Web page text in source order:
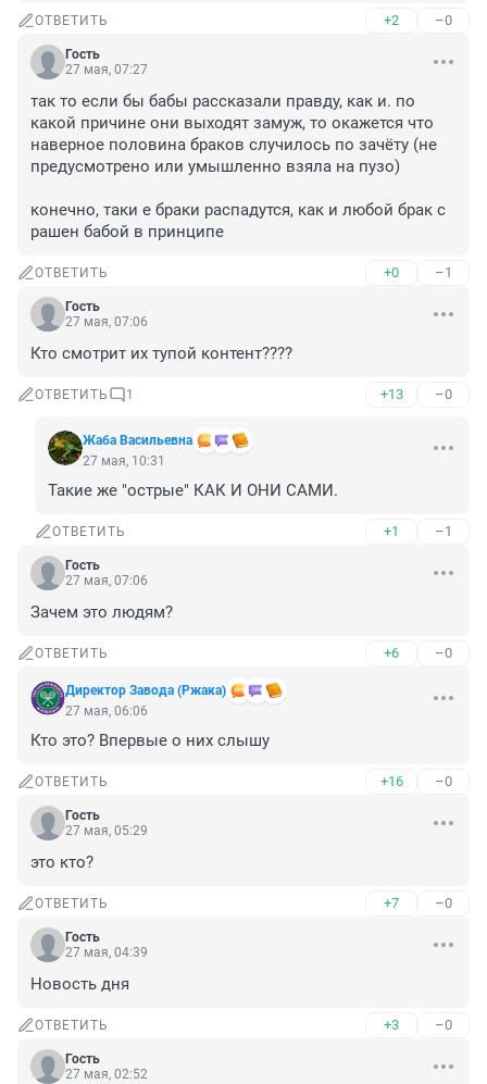
ОТВЕТИТЬ +2 –0
Гость
27 мая, 07:27
так то если бы бабы рассказали правду, как и. по
какой причине они выходят замуж, то окажется что
наверное половина браков случилось по зачёту (не
предусмотрено или умышленно взяла на пузо)
конечно, таки е браки распадутся, как и любой брак с
рашен бабой в принципе
ОТВЕТИТЬ +0 –1
Гость
27 мая, 07:06
Кто смотрит их тупой контент????
ОТВЕТИТЬ 1 +13 –0
Жаба Васильевна
27 мая, 10:31
Такие же "острые" КАК И ОНИ САМИ.
ОТВЕТИТЬ +1 –1
Гость
27 мая, 07:06
Зачем это людям?
ОТВЕТИТЬ +6 –0
Директор Завода (Ржака)
27 мая, 06:06
Кто это? Впервые о них слышу
ОТВЕТИТЬ +16 –0
Гость
27 мая, 05:29
это кто?
ОТВЕТИТЬ +7 –0
Гость
27 мая, 04:39
Новость дня
ОТВЕТИТЬ +3 –0
Гость
27 мая, 02:52